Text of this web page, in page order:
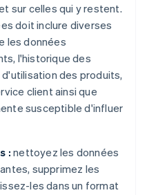
sur celles qui y restent.
doit inclure diverses
les données
l'historique des
des produits,
client ainsi que
susceptible d'influer
: nettoyez les données
supprimez les
les dans un format